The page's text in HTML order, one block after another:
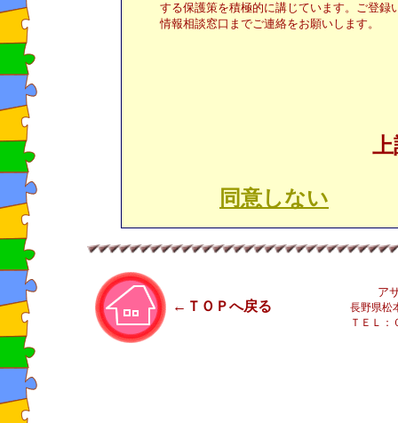
する保護策を積極的に講じています。ご登録
情報相談窓口までご連絡をお願いします。
同意しない
←ＴＯＰへ戻る
ア
長野県松
ＴＥＬ：